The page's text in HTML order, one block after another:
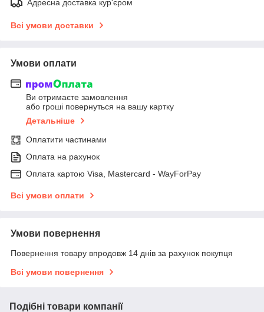
Адресна доставка кур'єром
Всі умови доставки
Умови оплати
Ви отримаєте замовлення
або гроші повернуться на вашу картку
Детальніше
Оплатити частинами
Оплата на рахунок
Оплата картою Visa, Mastercard - WayForPay
Всі умови оплати
Умови повернення
Повернення товару впродовж 14 днів за рахунок покупця
Всі умови повернення
Подібні товари компанії